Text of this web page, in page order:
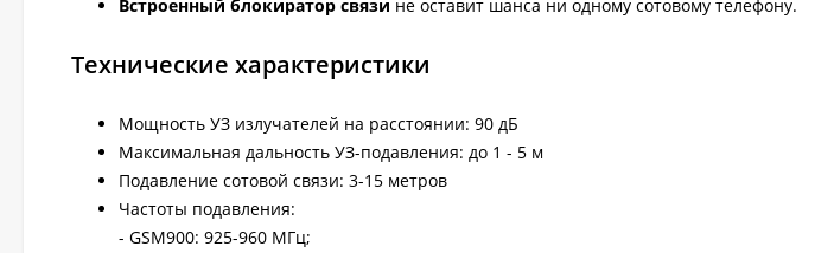
Встроенный блокиратор связи не оставит шанса ни одному сотовому телефону.
Технические характеристики
Мощность УЗ излучателей на расстоянии: 90 дБ
Максимальная дальность УЗ-подавления: до 1 - 5 м
Подавление сотовой связи: 3-15 метров
Частоты подавления:
- GSM900: 925-960 МГц;